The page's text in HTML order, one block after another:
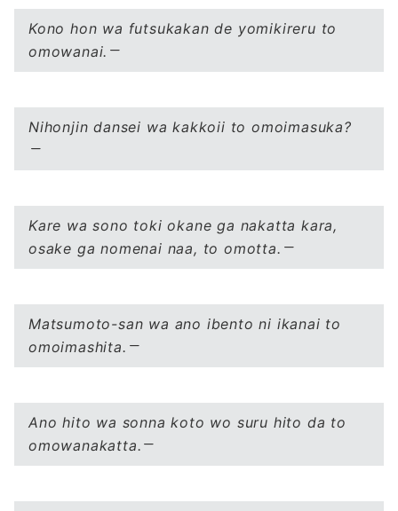
Kono hon wa futsukakan de yomikireru to
omowanai.
Nihonjin dansei wa kakkoii to omoimasuka?
Kare wa sono toki okane ga nakatta kara,
osake ga nomenai naa, to omotta.
Matsumoto-san wa ano ibento ni ikanai to
omoimashita.
Ano hito wa sonna koto wo suru hito da to
omowanakatta.